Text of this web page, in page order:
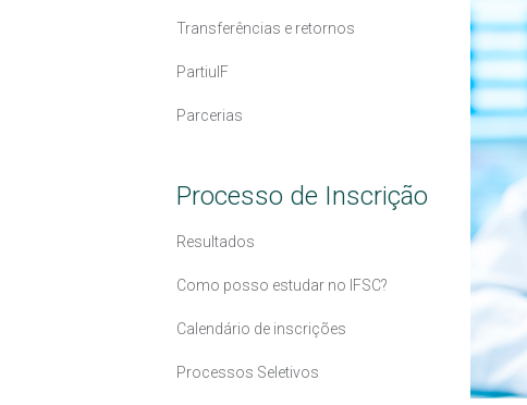
Transferências e retornos
PartiuIF
Parcerias
Processo de Inscrição
Resultados
Como posso estudar no IFSC?
Calendário de inscrições
Processos Seletivos